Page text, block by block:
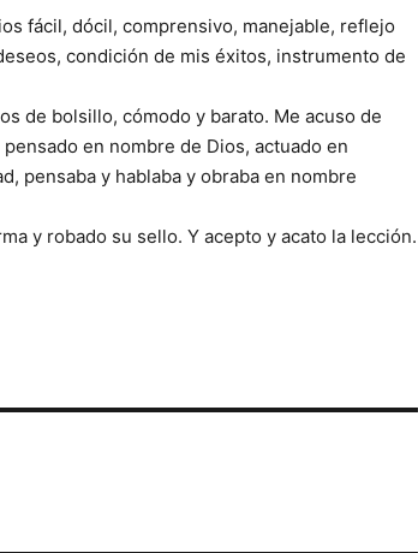
fácil, dócil, comprensivo, manejable, reflejo
condición de mis éxitos, instrumento de
de bolsillo, cómodo y barato. Me acuso de
en nombre de Dios, actuado en
pensaba y hablaba y obraba en nombre
y robado su sello. Y acepto y acato la lección.